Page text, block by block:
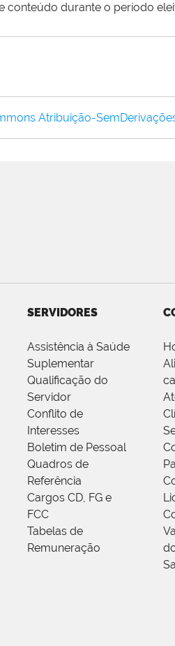
conteúdo durante o período
Atribuição-
SERVIDORES
Assistência à Saúde
Suplementar
Qualificação do
Servidor
Conflito de
Interesses
Boletim de Pessoal
Quadros de
Referência
Cargos CD, FG e
FCC
Tabelas de
Remuneração